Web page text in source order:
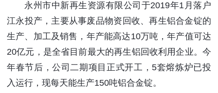
永州市中新再生资源有限公司于2019年1月落户
江永投产，主要从事废品物资回收、再生铝合金锭的
生产、加工及销售，年产能高达10万吨，年产值可达
20亿元，是全省目前最大的再生铝回收利用企业。今
年春节后，公司二期项目正式开工，5套熔炼炉已投
入运行，现每天能生产150吨铝合金锭。